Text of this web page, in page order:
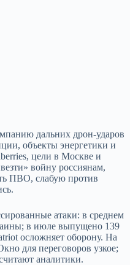
дальних дрон‑ударов
объекты энергетики и
цели в Москве и
войну россиянам,
ПВО, слабую против
атаки: в среднем
в июле выпущено 139
осложняет оборону. На
для переговоров узкое;
аналитики.